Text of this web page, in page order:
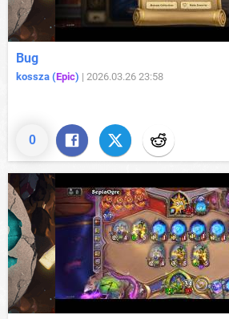
0
Bug
kossza (Epic) | 2026.03.26 23:58